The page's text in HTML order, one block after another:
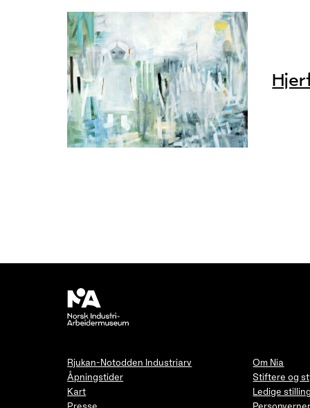
Rjukan-Notodden Industriarv
Åpningstider
Kart
Om Nia
Stiftere og
Ledige